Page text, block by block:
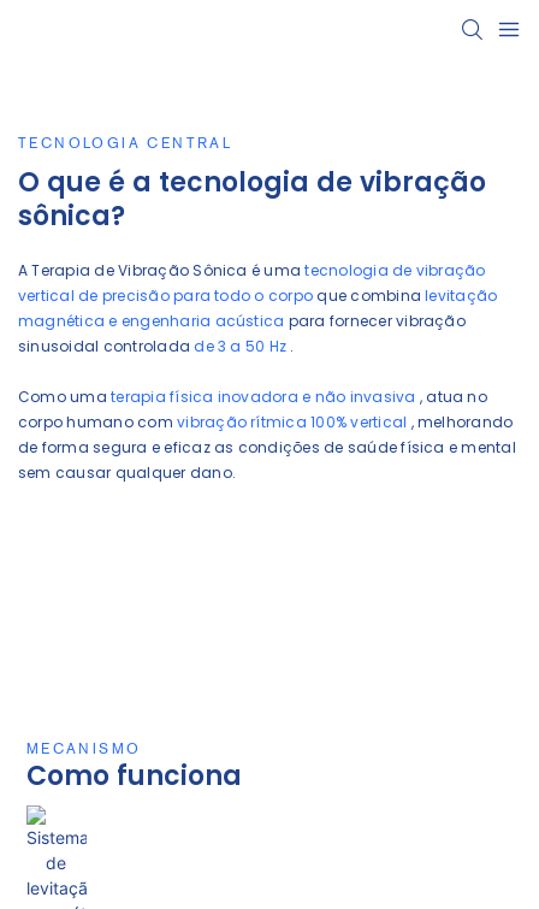
TECNOLOGIA CENTRAL
O que é a tecnologia de vibração
sônica?
A Terapia de Vibração Sônica é umatecnologia de vibração
vertical de precisão para todo o corpoque combinalevitação
magnética e engenharia acústica para fornecer vibração
sinusoidal controladade 3 a 50 Hz .
Como umaterapia física inovadora e não invasiva , atua no
corpo humano comvibração rítmica 100% vertical , melhorando
de forma segura e eficaz as condições de saúde física e mental
sem causar qualquer dano.
MECANISMO
Como funciona